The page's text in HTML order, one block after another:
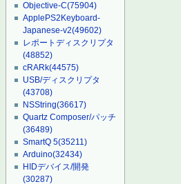
Objective-C(75904)
ApplePS2Keyboard-
Japanese-v2(49602)
レポートディスクリプタ
(48852)
cRARk(44575)
USB/ディスクリプタ
(43708)
NSString(36617)
Quartz Composer/パッチ
(36489)
SmartQ 5(35211)
Arduino(32434)
HIDデバイス/開発
(30287)